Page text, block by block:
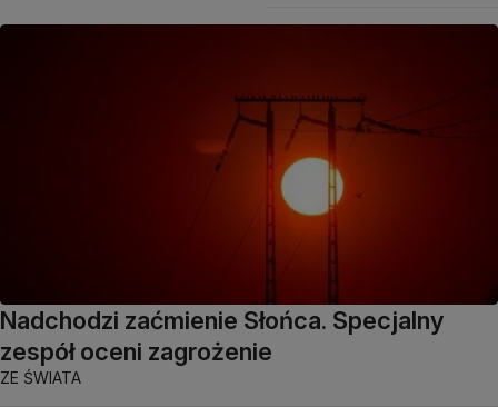
Nadchodzi zaćmienie Słońca. Specjalny
zespół oceni zagrożenie
ZE ŚWIATA